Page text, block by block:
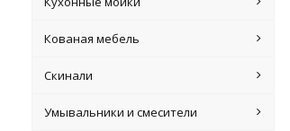
Кованая мебель
Скинали
Умывальники и смесители